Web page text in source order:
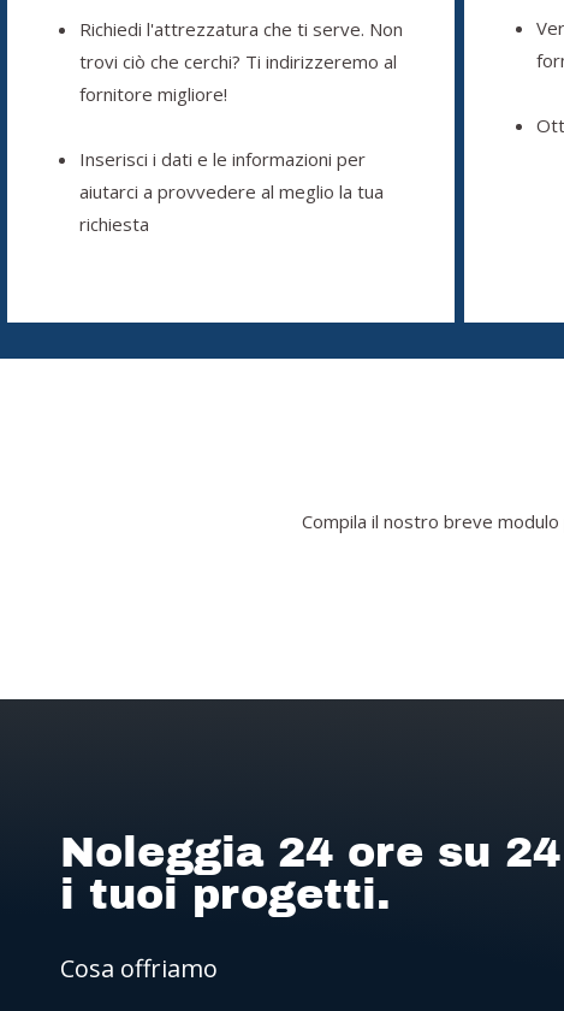
Richiedi l'attrezzatura che ti serve. Non
trovi ciò che cerchi? Ti indirizzeremo al
fornitore migliore!
Inserisci i dati e le informazioni per
aiutarci a provvedere al meglio la tua
richiesta
Compila il nostro breve
Noleggia 24 ore su
i tuoi progetti.
Cosa offriamo